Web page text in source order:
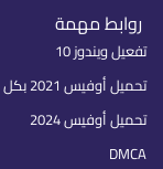
روابط مهمة
تفعيل ويندوز 10
تحميل أوفيس 2021 بكل اللغات
تحميل أوفيس 2024
DMCA